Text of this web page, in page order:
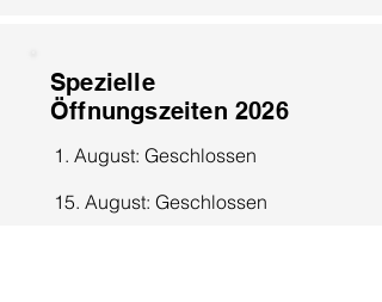
Spezielle
Öffnungszeiten 2026
1. August: Geschlossen
15. August: Geschlossen